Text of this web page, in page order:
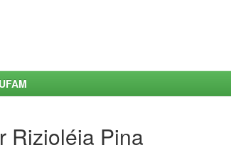
Rizioléia Pina